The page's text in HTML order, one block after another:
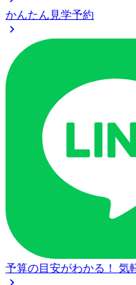
かんたん見学予約
予算の目安がわかる！ 気